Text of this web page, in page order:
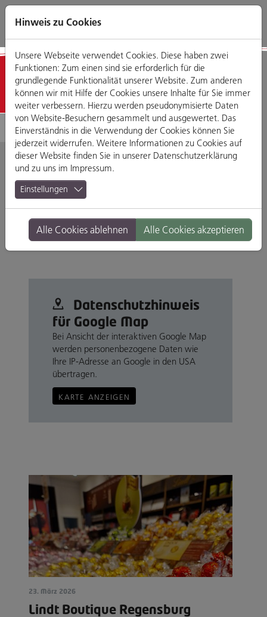
Direkt
zum
Zum
Hauptmenü
Zum
Footermenü
Zur
Website-
Geschäfte
Tommy Hilfiger
Königsstraße 3, 93047 Regensburg
Branche: Mode, Accessoires & Schmuck
Standort: Altstadt
Datenschutz­hinweis
für Google Map
Bei Ansicht der interaktiven Google Map
werden personenbezogene Daten wie
Ihre IP-Adresse an Google in den USA
übertragen.
KARTE ANZEIGEN
23. März 2026
Lindt Boutique Regensburg
Hinweis zu Cookies
Unsere Webseite verwendet Cookies. Diese haben zwei
Funktionen: Zum einen sind sie erforderlich für die
grundlegende Funktionalität unserer Website. Zum anderen
können wir mit Hilfe der Cookies unsere Inhalte für Sie immer
weiter verbessern. Hierzu werden pseudonymisierte Daten
von Website-Besuchern gesammelt und ausgewertet. Das
Einverständnis in die Verwendung der Cookies können Sie
jederzeit widerrufen. Weitere Informationen zu Cookies auf
dieser Website finden Sie in unserer Datenschutzerklärung
und zu uns im Impressum.
Einstellungen
Alle Cookies ablehnen Alle Cookies akzeptieren